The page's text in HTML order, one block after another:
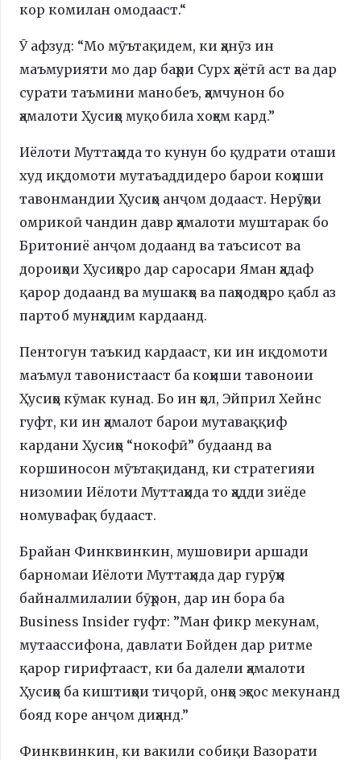
кор комилан омодааст.“
Ӯ афзуд: “Мо мӯътақидем, ки ҳанӯз ин
маъмурияти мо дар баҳри Сурх ҳаётӣ аст ва дар
сурати таъмини манобеъ, ҳамчунон бо
ҳамалоти Ҳусиҳо муқобила хоҳем кард.”
Иёлоти Муттаҳида то кунун бо қудрати оташи
худ иқдомоти мутаъаддидеро барои коҳиши
тавонмандии Ҳусиҳо анҷом додааст. Нерӯҳои
омрикоӣ чандин давр ҳамалоти муштарак бо
Бритониё анҷом додаанд ва таъсисот ва
дороиҳои Ҳусиҳоро дар саросари Яман ҳадаф
қарор додаанд ва мушакҳо ва паҳподҳоро қабл аз
партоб мунҳадим кардаанд.
Пентогун таъкид кардааст, ки ин иқдомоти
маъмул тавонистааст ба коҳиши тавоноии
Ҳусиҳо кӯмак кунад. Бо ин ҳол, Эйприл Хейнс
гуфт, ки ин ҳамалот барои мутаваққиф
кардани Ҳусиҳо “нокофӣ” будаанд ва
коршиносон мӯътақиданд, ки стратегияи
низомии Иёлоти Муттаҳида то ҳадди зиёде
номувафақ будааст.
Брайан Финквинкин, мушовири аршади
барномаи Иёлоти Муттаҳида дар гурӯҳи
байналмилалии бӯҳрон, дар ин бора ба
Business Insider гуфт: ”Ман фикр мекунам,
мутаассифона, давлати Бойден дар ритме
қарор гирифтааст, ки ба далели ҳамалоти
Ҳусиҳо ба киштиҳои тиҷорӣ, онҳо эҳсос мекунанд
бояд коре анҷом диҳанд.”
Финквинкин, ки вакили собиқи Вазорати